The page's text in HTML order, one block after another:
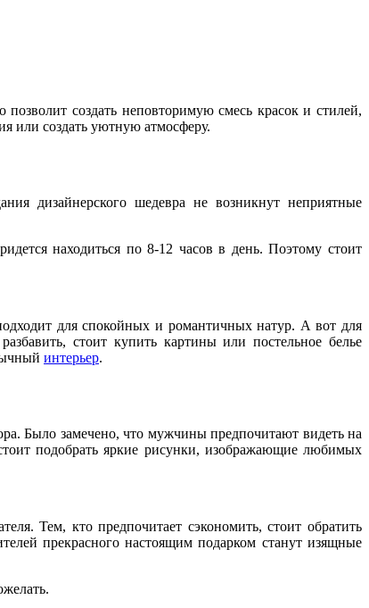
создать неповторимую смесь красок и стилей,
или создать уютную атмосферу.
дизайнерского шедевра не возникнут неприятные
находиться по 8-12 часов в день. Поэтому стоит
для спокойных и романтичных натур. А вот для
стоит купить картины или постельное белье
интерьер.
Было замечено, что мужчины предпочитают видеть на
подобрать яркие рисунки, изображающие любимых
Тем, кто предпочитает сэкономить, стоит обратить
прекрасного настоящим подарком станут изящные